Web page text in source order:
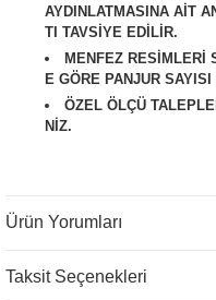
AYDINLATMASINA AİT
TI TAVSİYE EDİLİR.
M ENFEZ RESİMLERİ
E GÖRE PANJUR
ÖZEL ÖLÇÜ
NİZ.
Ürün Yorumları
Taksit Seçenekleri